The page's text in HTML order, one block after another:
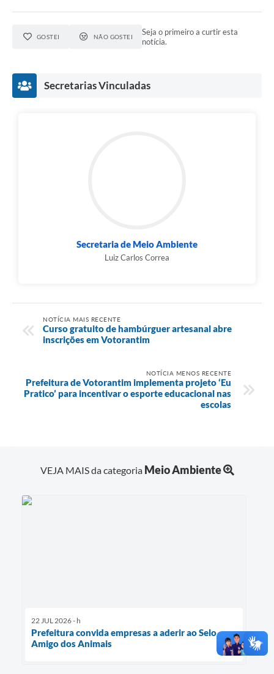
GOSTEI NÃO GOSTEI
Seja o primeiro a curtir esta
notícia.
Secretarias Vinculadas
Secretaria de Meio Ambiente
Luiz Carlos Correa
NOTÍCIA MAIS RECENTE
Curso gratuito de hambúrguer artesanal abre
inscrições em Votorantim
NOTÍCIA MENOS RECENTE
Prefeitura de Votorantim implementa projeto ‘Eu
Pratico’ para incentivar o esporte educacional nas
escolas
VEJA MAIS da categoria Meio Ambiente
22 JUL 2026 - h
Prefeitura convida empresas a aderir ao Selo
Amigo dos Animais